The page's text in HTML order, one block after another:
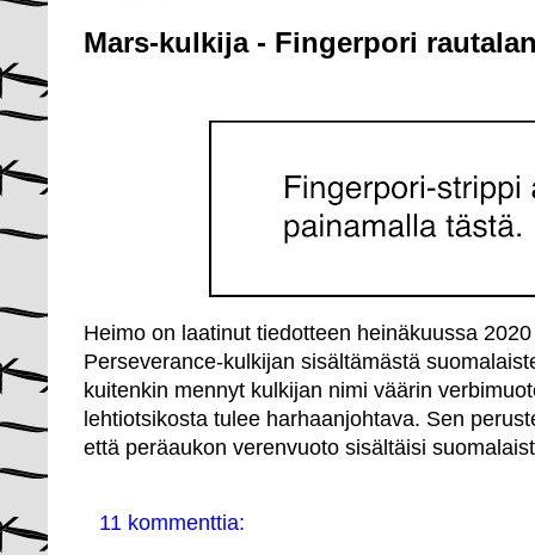
Mars-kulkija - Fingerpori
Heimo on laatinut tiedotteen heinäkuussa
Perseverance-kulkijan sisältämästä
kuitenkin mennyt kulkijan nimi väärin
lehtiotsikosta tulee harhaanjohtava. Sen
että peräaukon verenvuoto sisältäisi
11 kommenttia: